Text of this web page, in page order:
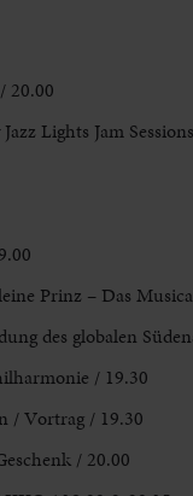
20.00
Lights Jam
Prinz – Das
des globalen
/ 19.30
/ Vortrag / 19.30
/ 20.00